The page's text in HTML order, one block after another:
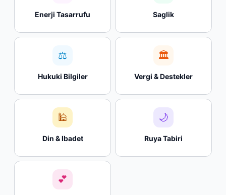
Enerji Tasarrufu Saglik
⚖
Hukuki Bilgiler
🏛
Vergi & Destekler
🕌
Din & Ibadet
🌙
Ruya Tabiri
💕